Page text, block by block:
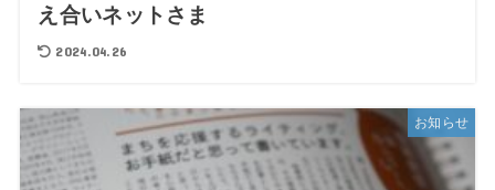
え合いネットさま
2024.04.26
お知らせ